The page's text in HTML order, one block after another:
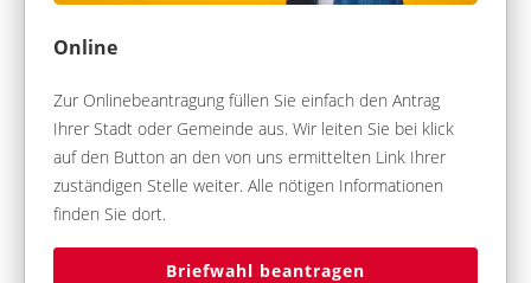
Online
Zur Onlinebeantragung füllen Sie einfach den Antrag
Ihrer Stadt oder Gemeinde aus. Wir leiten Sie bei klick
auf den Button an den von uns ermittelten Link Ihrer
zuständigen Stelle weiter. Alle nötigen Informationen
finden Sie dort.
Briefwahl beantragen